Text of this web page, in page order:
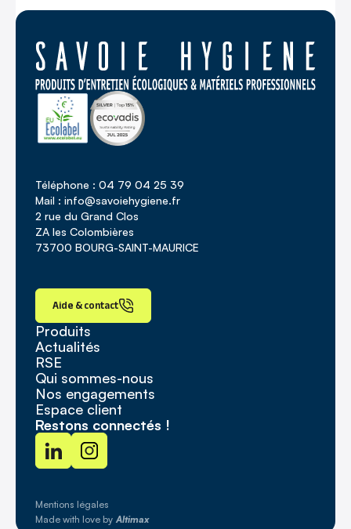
Téléphone : 04 79 04 25 39
Mail : info@savoiehygiene.fr
2 rue du Grand Clos
ZA les Colombières
73700 BOURG-SAINT-MAURICE
Aide & contact
Produits
Actualités
RSE
Qui sommes-nous
Nos engagements
Espace client
Restons connectés !
Mentions légales
Made with love by Altimax